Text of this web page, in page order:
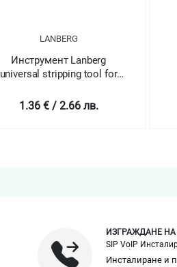
LANBERG
Инструмент Lanberg
universal stripping tool for
1.36 € / 2.66 лв.
ИЗГРАЖДАНЕ
SIP VoIP
Инсталиране и